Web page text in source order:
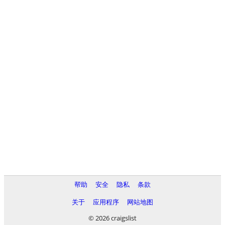
帮助 安全 隐私
条款
关于
应用程序
网站地图
© 2026 craigslist